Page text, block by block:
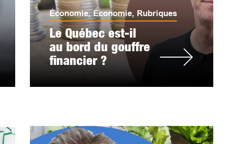
Économie,Économie, Rubriques
Le Québec est-il
au bord du gouffre
financier ?